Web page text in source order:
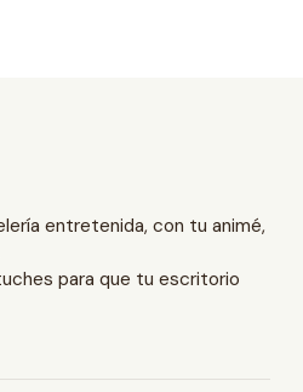
entretenida, con tu animé,
para que tu escritorio